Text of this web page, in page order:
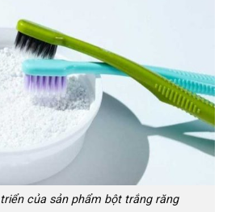
của sản phẩm bột trắng răng